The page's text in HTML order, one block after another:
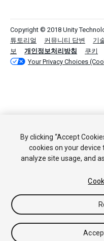
Copyright © 2018 Unity
튜토리얼
커뮤니티 답변 기
보
개인정보처리방침 쿠키
Your Privacy Choices
By clicking “Accept
cookies on your
analyze site usage, and